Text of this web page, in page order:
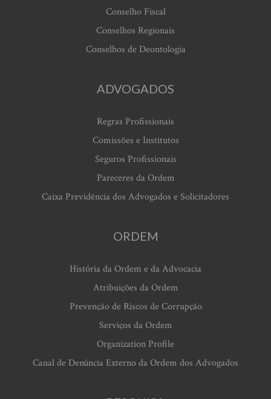
Conselho Fiscal
Conselhos Regionais
Conselhos de Deontologia
ADVOGADOS
Regras Profissionais
Comissões e Institutos
Seguros Profissionais
Pareceres da Ordem
Caixa Previdência dos Advogados e Solicitadores
ORDEM
História da Ordem e da Advocacia
Atribuições da Ordem
Prevenção de Riscos de Corrupção
Serviços da Ordem
Organization Profile
Canal de Denúncia Externo da Ordem dos Advogados